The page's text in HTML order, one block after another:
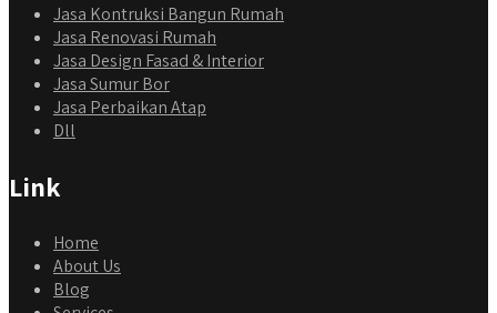
Jasa Kontruksi Bangun Rumah
Jasa Renovasi Rumah
Jasa Design Fasad & Interior
Jasa Sumur Bor
Jasa Perbaikan Atap
Dll
Link
Home
About Us
Blog